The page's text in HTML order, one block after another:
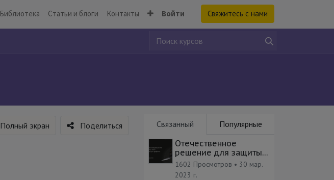
Библиотека Статьи и блоги Контакты Войти Свяжитесь с нами
Связанный
Популярные
Отечественное
решение для защиты
сети и фильтрации
трафика
1602 Просмотров • 30 мар.
2023 г.
Полный экран Поделиться